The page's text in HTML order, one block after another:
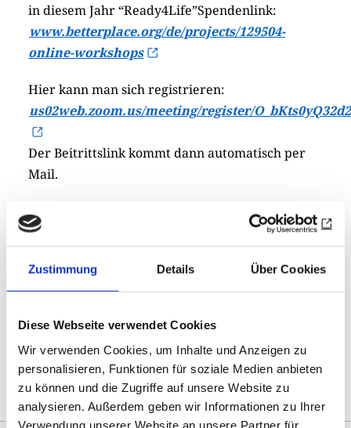
Zustimmung Details Über Cookies
Diese Webseite verwendet Cookies
Wir verwenden Cookies, um Inhalte und Anzeigen zu
personalisieren, Funktionen für soziale Medien anbieten
zu können und die Zugriffe auf unsere Website zu
analysieren. Außerdem geben wir Informationen zu Ihrer
Verwendung unserer Website an unsere Partner für
in diesem Jahr “Ready4Life”Spendenlink:
www.betterplace.org/de/projects/129504-
online-workshops
Hier kann man sich registrieren:
us02web.zoom.us/meeting/register/
Der Beitrittslink kommt dann automatisch per
Mail.
Open
Overview